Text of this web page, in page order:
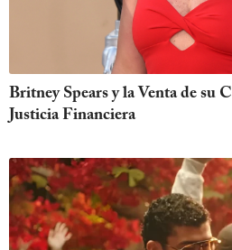
Britney Spears y la Venta de su
Justicia Financiera